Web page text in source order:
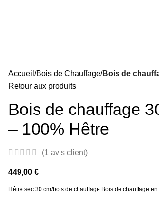
Accueil Bois de Chauffage Bois de
Retour aux produits
Bois de chauffage
– 100% Hêtre
(1 avis client)
449,00 €
Hêtre sec 30 cm/bois de chauffage Bois de chauffage